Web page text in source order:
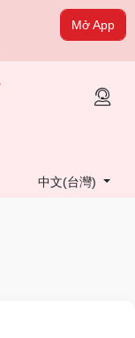
Mở App
中文(台灣)